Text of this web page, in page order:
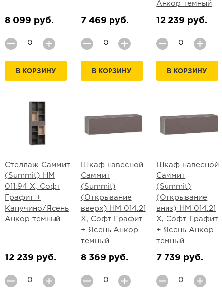
8 099 руб.
В КОРЗИНУ
7 469 руб.
В КОРЗИНУ
Анкор темный
12 239 руб.
В КОРЗИНУ
Стеллаж Саммит
(Summit) НМ
011.94 Х, Софт
Графит +
Капучино/Ясень
Анкор темный
12 239 руб.
Шкаф навесной
Саммит
(Summit)
(Открывание
вверх) НМ 014.21
Х, Софт Графит
+ Ясень Анкор
темный
8 369 руб.
Шкаф навесной
Саммит
(Summit)
(Открывание
вниз) НМ 014.21
Х, Софт Графит
+ Ясень Анкор
темный
7 739 руб.